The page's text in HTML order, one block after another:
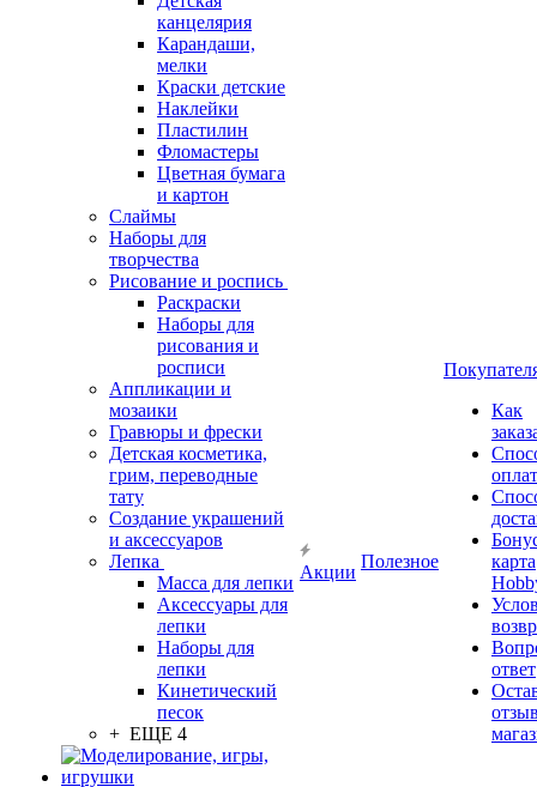
канцелярия
Карандаши,
мелки
Краски детские
Наклейки
Пластилин
Фломастеры
Цветная бумага
и картон
Слаймы
Наборы для
творчества
Рисование и роспись
Раскраски
Наборы для
рисования и
росписи
Аппликации и
мозаики
Гравюры и фрески
Детская косметика,
грим, переводные
тату
Создание украшений
и аксессуаров
Лепка
Масса для лепки
Аксессуары для
лепки
Наборы для
лепки
Кинетический
песок
+ ЕЩЕ 4
Акции
Полезное
Как
карта
ответ